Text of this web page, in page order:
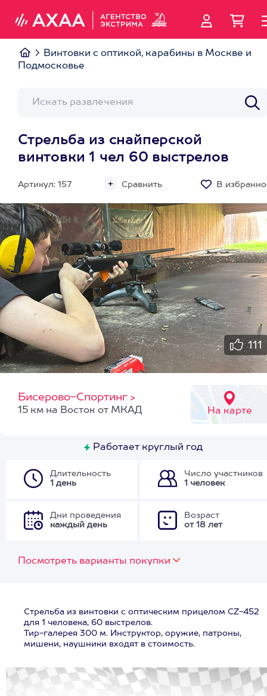
Винтовки с оптикой, карабины в Москве и
Подмосковье
Стрельба из снайперской
винтовки 1 чел 60 выстрелов
Артикул: 157 Сравнить В
111
Бисерово-Спортинг >
На карте
15 км на Восток от МКАД
Работает круглый год
Длительность
1 день
Число участников
1 человек
Дни проведения
каждый день
Возраст
от 18 лет
Посмотреть варианты покупки
Стрельба из винтовки с оптическим прицелом CZ-452
для 1 человека, 60 выстрелов.
Тир-галерея 300 м. Инструктор, оружие, патроны,
мишени, наушники входят в стоимость.